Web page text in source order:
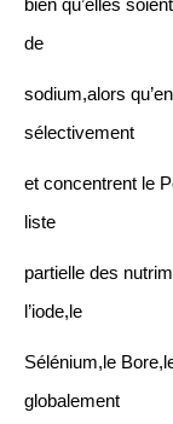
bien qu’elles
de
sodium,alors
sélectivement
et concentrent le
liste
partielle des
l’iode,le
Sélénium,le
globalement